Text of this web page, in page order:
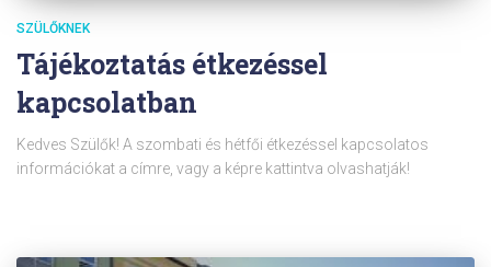
SZÜLŐKNEK
Tájékoztatás étkezéssel
kapcsolatban
Kedves Szülők! A szombati és hétfői étkezéssel kapcsolatos
információkat a címre, vagy a képre kattintva olvashatják!